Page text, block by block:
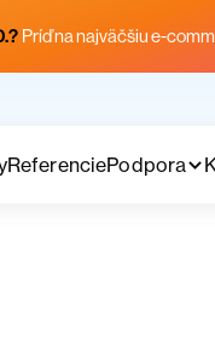
Príď na najväčšiu e-
ReferenciePodpora